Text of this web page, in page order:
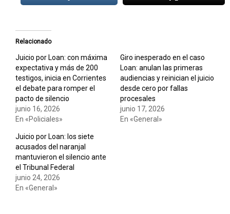
Relacionado
Juicio por Loan: con máxima
expectativa y más de 200
testigos, inicia en Corrientes
el debate para romper el
pacto de silencio
junio 16, 2026
En «Policiales»
Giro inesperado en el caso
Loan: anulan las primeras
audiencias y reinician el juicio
desde cero por fallas
procesales
junio 17, 2026
En «General»
Juicio por Loan: los siete
acusados del naranjal
mantuvieron el silencio ante
el Tribunal Federal
junio 24, 2026
En «General»